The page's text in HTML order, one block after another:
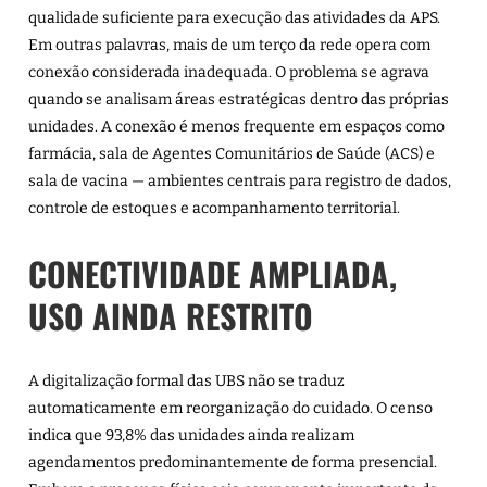
qualidade suficiente para execução das atividades da APS.
Em outras palavras, mais de um terço da rede opera com
conexão considerada inadequada. O problema se agrava
quando se analisam áreas estratégicas dentro das próprias
unidades. A conexão é menos frequente em espaços como
farmácia, sala de Agentes Comunitários de Saúde (ACS) e
sala de vacina — ambientes centrais para registro de dados,
controle de estoques e acompanhamento territorial.
CONECTIVIDADE AMPLIADA,
USO AINDA RESTRITO
A digitalização formal das UBS não se traduz
automaticamente em reorganização do cuidado. O censo
indica que 93,8% das unidades ainda realizam
agendamentos predominantemente de forma presencial.